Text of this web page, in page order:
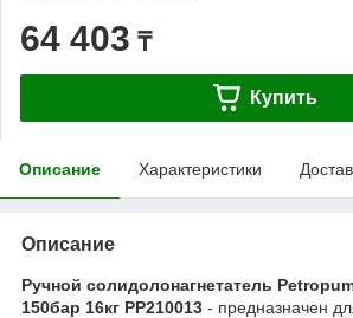
64 403 ₸
Купить
Описание Характеристики
Описание
Ручной солидолонагнетатель
150бар 16кг PP210013 - предназначен